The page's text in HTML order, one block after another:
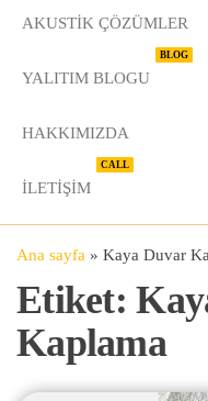
AKUSTIK ÇÖZÜMLER
YALITIM BLOGU
BLOG
HAKKIMIZDA
İLETIŞIM
CALL
Ana sayfa » Kaya Duvar
Etiket:
Kaplama